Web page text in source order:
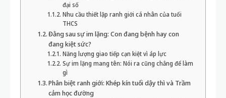
đại số
Nhu cầu thiết lập ranh giới cá nhân của tuổi
THCS
Đằng sau sự im lặng: Con đang bệnh hay con
đang kiệt sức?
Năng lượng giao tiếp cạn kiệt vì áp lực
Sự im lặng mang tên: Nói ra cũng chẳng để làm
gì
Phân biệt ranh giới: Khép kín tuổi dậy thì và Trầm
cảm học đường